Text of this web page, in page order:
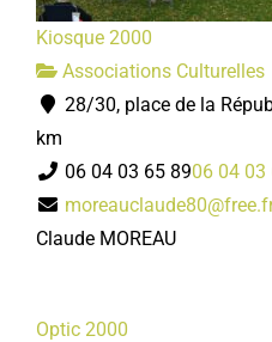
Kiosque 2000
Associations Culturelles
28/30, place de la
km
06 04 03 65 8906 04 03
Claude MOREAU
Optic 2000